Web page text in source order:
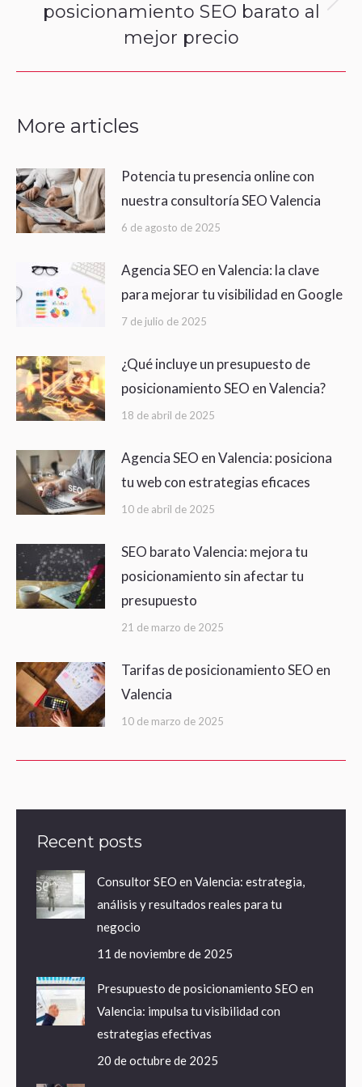
Next
post:
posicionamiento SEO barato al
mejor precio
More articles
Potencia tu presencia online con
nuestra consultoría SEO Valencia
6 de agosto de 2025
Agencia SEO en Valencia: la clave
para mejorar tu visibilidad en Google
7 de julio de 2025
¿Qué incluye un presupuesto de
posicionamiento SEO en Valencia?
18 de abril de 2025
Agencia SEO en Valencia: posiciona
tu web con estrategias eficaces
10 de abril de 2025
SEO barato Valencia: mejora tu
posicionamiento sin afectar tu
presupuesto
21 de marzo de 2025
Tarifas de posicionamiento SEO en
Valencia
10 de marzo de 2025
Recent posts
Consultor SEO en Valencia: estrategia,
análisis y resultados reales para tu
negocio
11 de noviembre de 2025
Presupuesto de posicionamiento SEO en
Valencia: impulsa tu visibilidad con
estrategias efectivas
20 de octubre de 2025